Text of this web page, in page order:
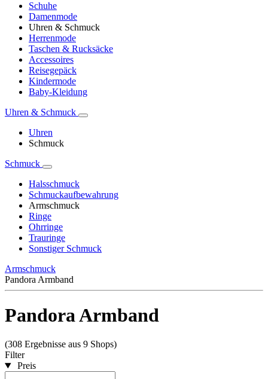
Schuhe
Damenmode
Uhren & Schmuck
Herrenmode
Taschen & Rucksäcke
Accessoires
Reisegepäck
Kindermode
Baby-Kleidung
Uhren & Schmuck
Uhren
Schmuck
Schmuck
Halsschmuck
Schmuckaufbewahrung
Armschmuck
Ringe
Ohrringe
Trauringe
Sonstiger Schmuck
Armschmuck
Pandora Armband
Pandora Armband
(308 Ergebnisse aus 9 Shops)
Filter
Preis